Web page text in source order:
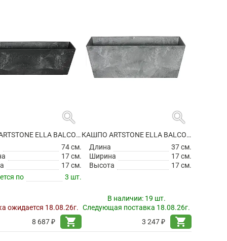
search
КАШПО ARTSTONE ELLA BALCONY BLACK
74 см.
17 см.
17 см.
по
3 шт.
ожидается 18.08.26г.
8 687 ₽
shopping_cart
search
КАШПО ARTSTONE ELLA BALCONY GREY
Длина
37 см.
Ширина
17 см.
Высота
17 см.
В наличии: 19 шт.
Следующая поставка 18.08.26г.
3 247 ₽
shopping_cart